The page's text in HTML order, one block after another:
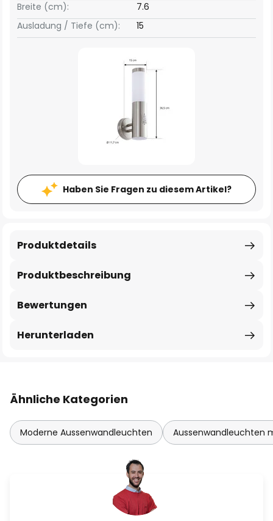
Breite (cm): 7.6
Ausladung / Tiefe (cm): 15
Haben Sie Fragen zu diesem Artikel?
Produktbeschreibung
Produktdetails
Bewertungen
Herunterladen
Ähnliche Kategorien
Moderne Aussenwandleuchten Aussenwandleuchten